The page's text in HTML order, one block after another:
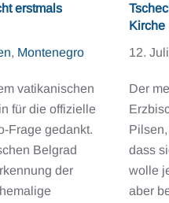
erstmals
, Montenegro
vatikanischen
für die offizielle
Frage gedankt.
Belgrad
der
Kirche
12.
Der
dass
wolle
aber